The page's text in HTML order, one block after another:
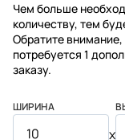
Чем больше
количеству, тем
Обратите
потребуется 1
заказу.
ШИРИНА
x